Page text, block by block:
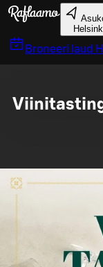
Liigu peamise sisu
Broneeri laud